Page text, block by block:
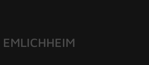
EMLICHHEIM